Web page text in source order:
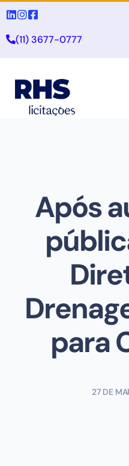
(11) 3677-0777
Após
para
27 DE